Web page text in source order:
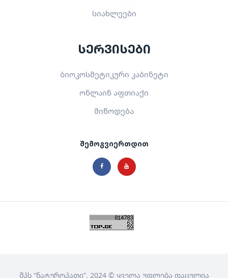
სიახლეები
სერვისები
ბიოკოსმეტიკური კაბინეტი
ონლაინ აფთიაქი
მიწოდება
შემოგვიერთდით
შპს “ნატუროპათი”. 2024 © ყველა უფლება დაცულია